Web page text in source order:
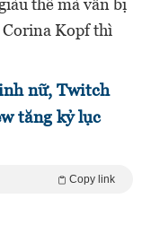
thế mà vẫn bị
Corina Kopf thì
nữ, Twitch
tăng kỷ lục
Copy link